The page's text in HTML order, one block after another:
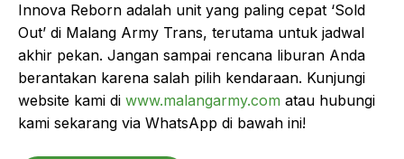
Innova Reborn adalah unit yang paling cepat ‘Sold
Out’ di Malang Army Trans, terutama untuk jadwal
akhir pekan. Jangan sampai rencana liburan Anda
berantakan karena salah pilih kendaraan. Kunjungi
website kami di www.malangarmy.com atau hubungi
kami sekarang via WhatsApp di bawah ini!